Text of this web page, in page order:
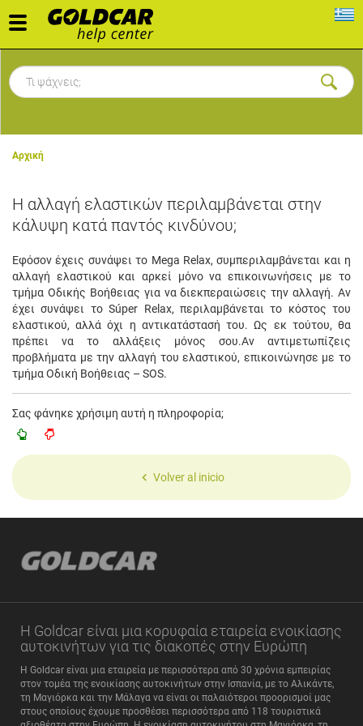
Toggle
navigation
Αρχική
Η αλλαγή ελαστικών περιλαμβάνεται στην
κάλυψη κατά παντός κινδύνου;
Εφόσον έχεις συνάψει το Mega Relax, συμπεριλαμβάνεται και η
αλλαγή ελαστικού και αρκεί μόνο να επικοινωνήσεις με το
τμήμα Οδικής Βοήθειας για να διεκπεραιώσεις την αλλαγή. Αν
έχει συνάψει το Súper Relax, περιλαμβάνεται το κόστος του
ελαστικού, αλλά όχι η αντικατάστασή του. Ως εκ τούτου, θα
πρέπει να το αλλάξεις μόνος σου.Αν αντιμετωπίζεις
προβλήματα με την αλλαγή του ελαστικού, επικοινώνησε με το
τμήμα Οδική Βοήθειας – SOS.
Σας φάνηκε χρήσιμη αυτή η πληροφορία;
Volver al inicio
Η Goldcar είναι μια κορυφαία εταιρεία ενοικίασης
αυτοκινήτων για τις διακοπές στην Ευρώπη
Η Goldcar είναι μια εταιρεία με περισσότερα από 30 χρόνια εμπειρίας
στον τομέα της ενοικίασης αυτοκινήτων στην Ισπανία, με το Αλικάντε,
τη Μαγιόρκα και την Μάλαγα να είναι οι παλαιότεροι προορισμοί μας
στους οποίους έχουμε προσθέσει περισσότερα από 118 τουριστικά